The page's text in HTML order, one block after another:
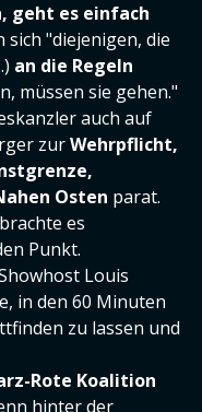
geht es einfach
"diejenigen, die
an die Regeln
müssen sie gehen."
auch auf
zurWehrpflicht,
Osten parat.
es
Punkt.
Louis
in den 60 Minuten
zu lassen und
Rote Koalition
hinter der